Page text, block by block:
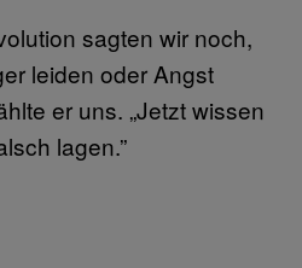
sagten wir noch,
leiden oder Angst
er uns. „Jetzt wissen
lagen.”